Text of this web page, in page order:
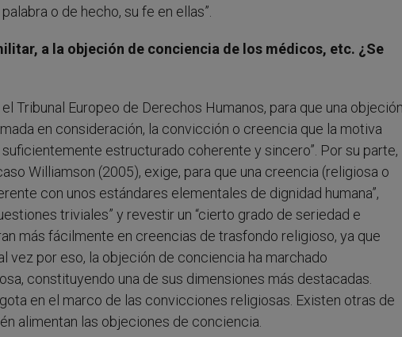
o de hecho, su fe en ellas”.
a la objeción de conciencia de los médicos, etc. ¿Se
Tribunal Europeo de Derechos Humanos, para que una objeción
en consideración, la convicción o creencia que la motiva
estructurado coherente y sincero”. Por su parte,
Williamson (2005), exige, para que una creencia (religiosa o
con unos estándares elementales de dignidad humana”,
triviales” y revestir un “cierto grado de seriedad e
más fácilmente en creencias de trasfondo religioso, ya que
vez por eso, la objeción de conciencia ha marchado
constituyendo una de sus dimensiones más destacadas.
en el marco de las convicciones religiosas. Existen otras de
alimentan las objeciones de conciencia.